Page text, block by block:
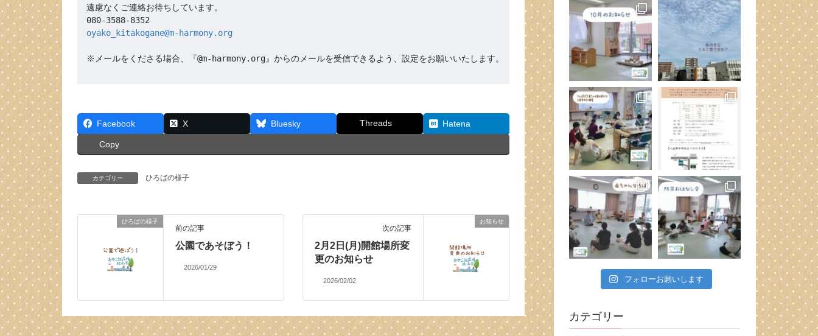
遠慮なくご連絡お待ちしています。
oyako_kitakogane@m-harmony.org
※メールをくださる場合、『@m-harmony.org』からのメールを受信できるよう、設定をお願いいたします。
Facebook X Bluesky Threads Hatena
Copy
カテゴリー ひろばの様子
ひろばの様子
前の記事
公園であそぼう！
2026/01/29
お知らせ
次の記事
2月2日(月)開館場所変
更のお知らせ
2026/02/02 フォローお願いします
カテゴリー